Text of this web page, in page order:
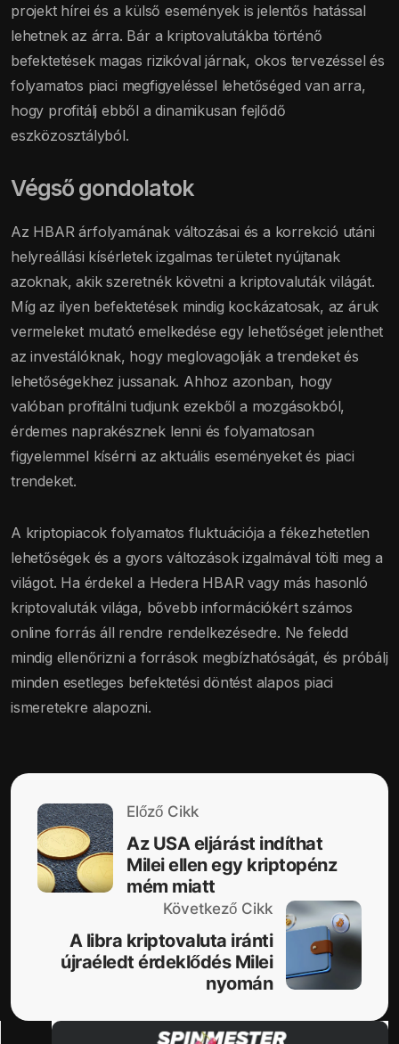
projekt hírei és a külső események is jelentős hatással
lehetnek az árra. Bár a kriptovalutákba történő
befektetések magas rizikóval járnak, okos tervezéssel és
folyamatos piaci megfigyeléssel lehetőséged van arra,
hogy profitálj ebből a dinamikusan fejlődő
eszközosztályból.
Végső gondolatok
Az HBAR árfolyamának változásai és a korrekció utáni
helyreállási kísérletek izgalmas területet nyújtanak
azoknak, akik szeretnék követni a kriptovaluták világát.
Míg az ilyen befektetések mindig kockázatosak, az áruk
vermeleket mutató emelkedése egy lehetőséget jelenthet
az investálóknak, hogy meglovagolják a trendeket és
lehetőségekhez jussanak. Ahhoz azonban, hogy
valóban profitálni tudjunk ezekből a mozgásokból,
érdemes naprakésznek lenni és folyamatosan
figyelemmel kísérni az aktuális eseményeket és piaci
trendeket.
A kriptopiacok folyamatos fluktuációja a fékezhetetlen
lehetőségek és a gyors változások izgalmával tölti meg a
világot. Ha érdekel a Hedera HBAR vagy más hasonló
kriptovaluták világa, bővebb információkért számos
online forrás áll rendre rendelkezésedre. Ne feledd
mindig ellenőrizni a források megbízhatóságát, és próbálj
minden esetleges befektetési döntést alapos piaci
ismeretekre alapozni.
Előző Cikk
Az USA eljárást indíthat
Milei ellen egy kriptopénz
mém miatt
Következő Cikk
A libra kriptovaluta iránti
újraéledt érdeklődés Milei
nyomán